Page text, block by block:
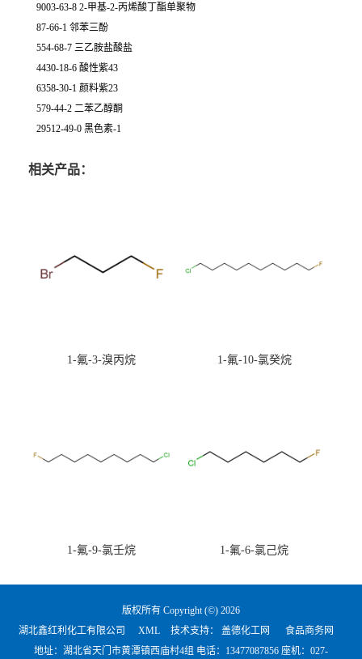
9003-63-8 2-甲基-2-丙烯酸丁酯单聚物
87-66-1 邻苯三酚
554-68-7 三乙胺盐酸盐
4430-18-6 酸性紫43
6358-30-1 颜料紫23
579-44-2 二苯乙醇酮
29512-49-0 黑色素-1
相关产品：
1-氟-3-溴丙烷 1-氟-10-氯癸烷
1-氟-9-氯壬烷 1-氟-6-氯己烷
版权所有 Copyright (©) 2026
湖北鑫红利化工有限公司
XML 技术支持： 盖德化工网
食品商务网
地址：湖北省天门市黄潭镇西庙村4组 电话： 13477087856 座机：027-